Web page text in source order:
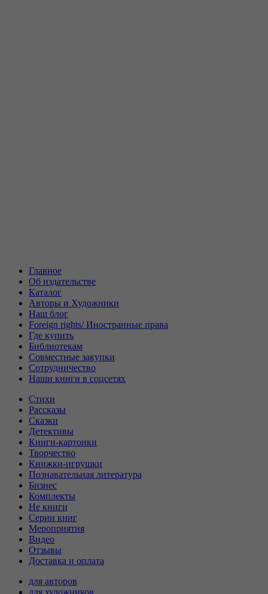
Главное
Об издательстве
Каталог
Авторы и Художники
Наш блог
Foreign rights/ Иностранные права
Где купить
Библиотекам
Совместные закупки
Сотрудничество
Наши книги в соцсетях
Стихи
Рассказы
Сказки
Детективы
Книги-картонки
Творчество
Книжки-игрушки
Познавательная литература
Бизнес
Комплекты
Не книги
Серии книг
Мероприятия
Видео
Отзывы
Доставка и оплата
для авторов
для художников